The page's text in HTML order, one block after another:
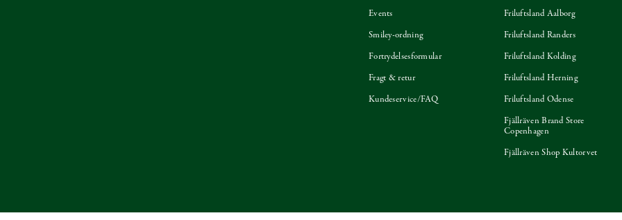
Events
Smiley-ordning
Fortrydelsesformular
Fragt & retur
Kundeservice/FAQ
Friluftsland Aalborg
Friluftsland Randers
Friluftsland Kolding
Friluftsland Herning
Friluftsland Odense
Fjällräven Brand Store
Copenhagen
Fjällräven Shop Kultorvet